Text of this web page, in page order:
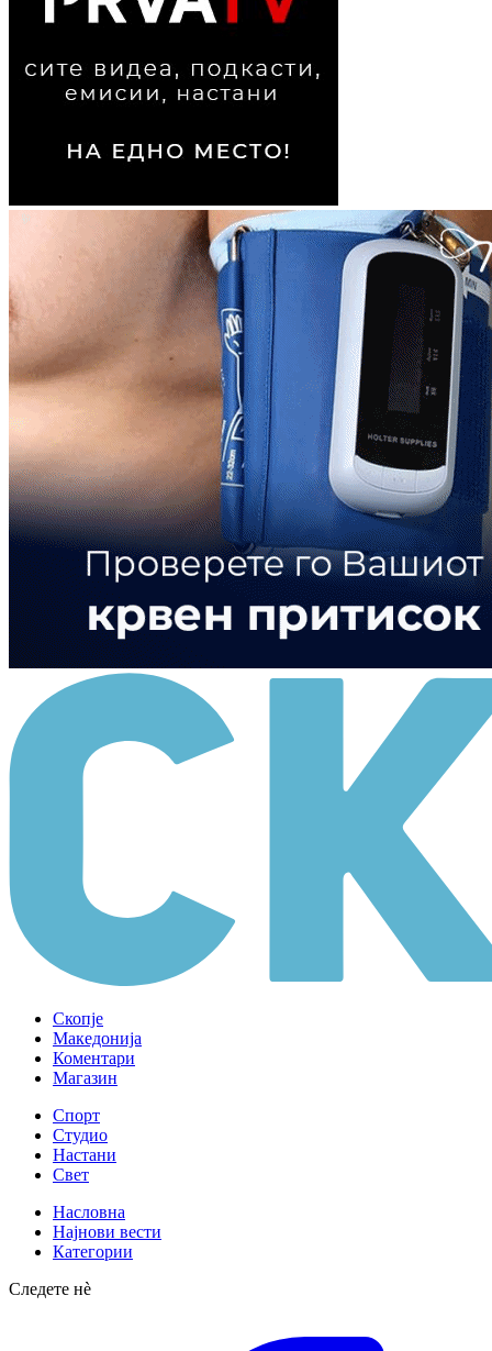
Скопје
Македонија
Коментари
Магазин
Спорт
Студио
Настани
Свет
Насловна
Најнови вести
Категории
Следете нè